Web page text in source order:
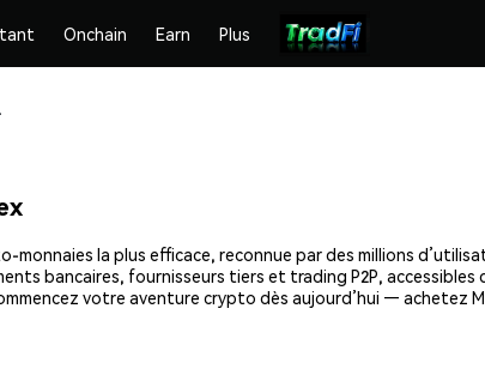
Onchain Earn Plus
monnaies la plus efficace, reconnue par des millions
bancaires, fournisseurs tiers et trading P2P,
votre aventure crypto dès aujourd’hui — achetez